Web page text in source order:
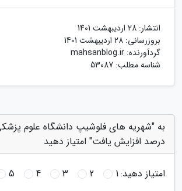
انتشار: 28 اردیبهشت 1401
بروزرسانی: 28 اردیبهشت 1401
گردآورنده: mahsanblog.ir
شناسه مطلب: 53087
درصد افزایش یافت" امتیاز دهید
امتیاز دهید:1
2
3
4
5